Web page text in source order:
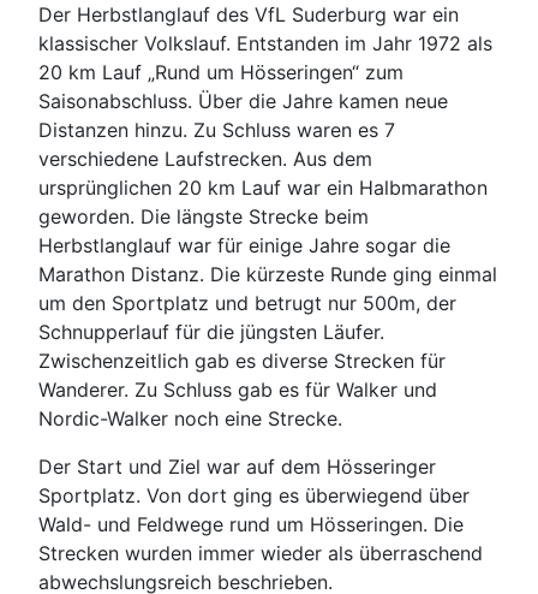
Der Herbstlanglauf des VfL Suderburg war ein
klassischer Volkslauf. Entstanden im Jahr 1972 als
20 km Lauf „Rund um Hösseringen“ zum
Saisonabschluss. Über die Jahre kamen neue
Distanzen hinzu. Zu Schluss waren es 7
verschiedene Laufstrecken. Aus dem
ursprünglichen 20 km Lauf war ein Halbmarathon
geworden. Die längste Strecke beim
Herbstlanglauf war für einige Jahre sogar die
Marathon Distanz. Die kürzeste Runde ging einmal
um den Sportplatz und betrugt nur 500m, der
Schnupperlauf für die jüngsten Läufer.
Zwischenzeitlich gab es diverse Strecken für
Wanderer. Zu Schluss gab es für Walker und
Nordic-Walker noch eine Strecke.
Der Start und Ziel war auf dem Hösseringer
Sportplatz. Von dort ging es überwiegend über
Wald- und Feldwege rund um Hösseringen. Die
Strecken wurden immer wieder als überraschend
abwechslungsreich beschrieben.